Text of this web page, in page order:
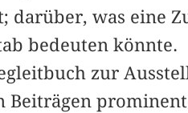
darüber, was eine
bedeuten könnte.
zur
Beiträgen